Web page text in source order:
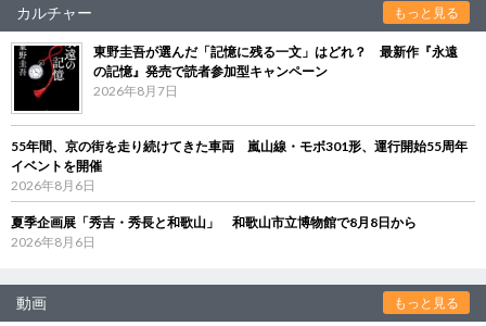
カルチャー もっと見る
東野圭吾が選んだ「記憶に残る一文」はどれ？ 最新作『永遠
の記憶』発売で読者参加型キャンペーン
2026年8月7日
55年間、京の街を走り続けてきた車両 嵐山線・モボ301形、運行開始55周年
イベントを開催
2026年8月6日
夏季企画展「秀吉・秀長と和歌山」 和歌山市立博物館で8月8日から
2026年8月6日
動画 もっと見る